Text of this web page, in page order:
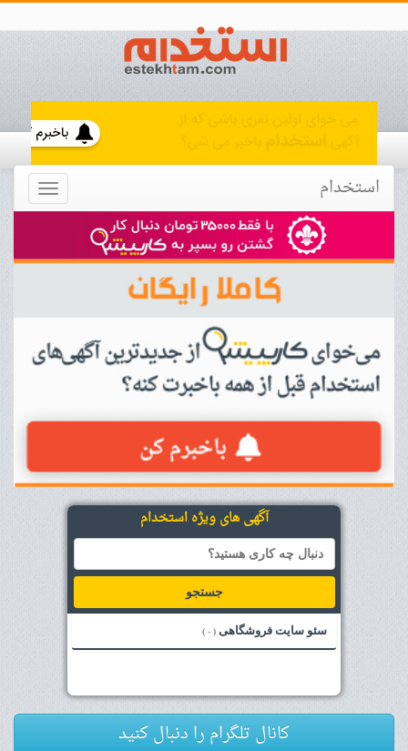
Toggle استخدام
آگهی های ویژه استخدام
جستجو
سئو سایت فروشگاهی ( - )
کانال تلگرام را دنبال کنید